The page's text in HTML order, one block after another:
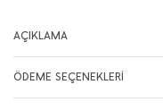
AÇIKLAMA
ÖDEME SEÇENEKLERİ